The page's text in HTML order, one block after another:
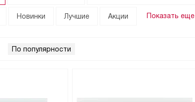
Новинки Лучшие Акции Показать еще
По популярности